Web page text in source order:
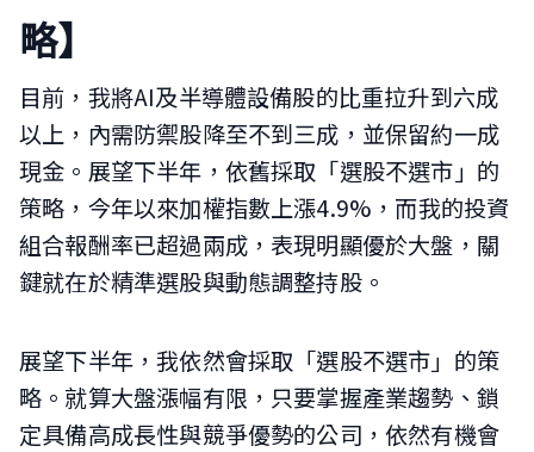
略】
目前，我將AI及半導體設備股的比重拉升到六成
以上，內需防禦股降至不到三成，並保留約一成
現金。展望下半年，依舊採取「選股不選市」的
策略，今年以來加權指數上漲4.9%，而我的投資
組合報酬率已超過兩成，表現明顯優於大盤，關
鍵就在於精準選股與動態調整持股。
展望下半年，我依然會採取「選股不選市」的策
略。就算大盤漲幅有限，只要掌握產業趨勢、鎖
定具備高成長性與競爭優勢的公司，依然有機會